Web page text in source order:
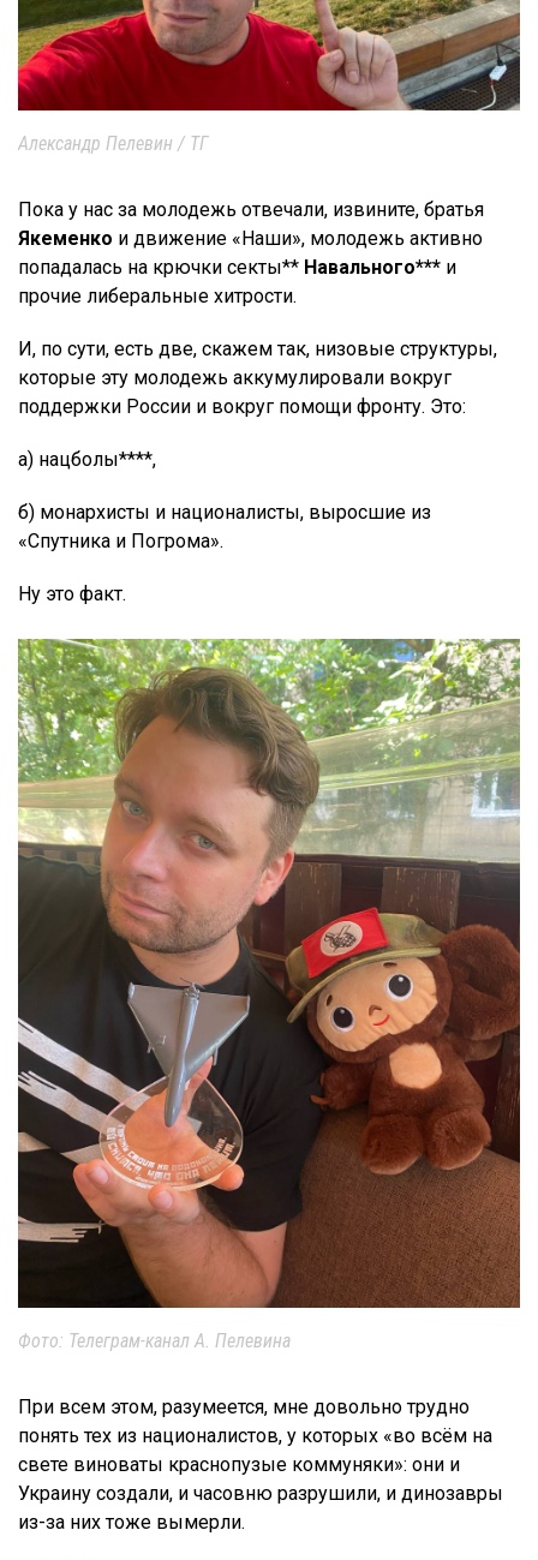
Александр Пелевин / ТГ
Пока у нас за молодежь отвечали, извините, братья
Якеменко и движение «Наши», молодежь активно
попадалась на крючки секты** Навального*** и
прочие либеральные хитрости.
И, по сути, есть две, скажем так, низовые структуры,
которые эту молодежь аккумулировали вокруг
поддержки России и вокруг помощи фронту. Это:
а) нацболы****,
б) монархисты и националисты, выросшие из
«Спутника и Погрома».
Ну это факт.
Фото: Телеграм-канал А. Пелевина
При всем этом, разумеется, мне довольно трудно
понять тех из националистов, у которых «во всём на
свете виноваты краснопузые коммуняки»: они и
Украину создали, и часовню разрушили, и динозавры
из-за них тоже вымерли.